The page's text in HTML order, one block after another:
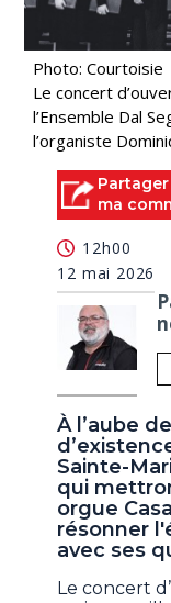
Photo: Courtoisie
Le concert
l’Ensemble Dal
l’organiste
Partager
ma
12h00
12 mai 2026
À l’aube
Sainte-
qui
orgue
résonner
avec ses
Le concert